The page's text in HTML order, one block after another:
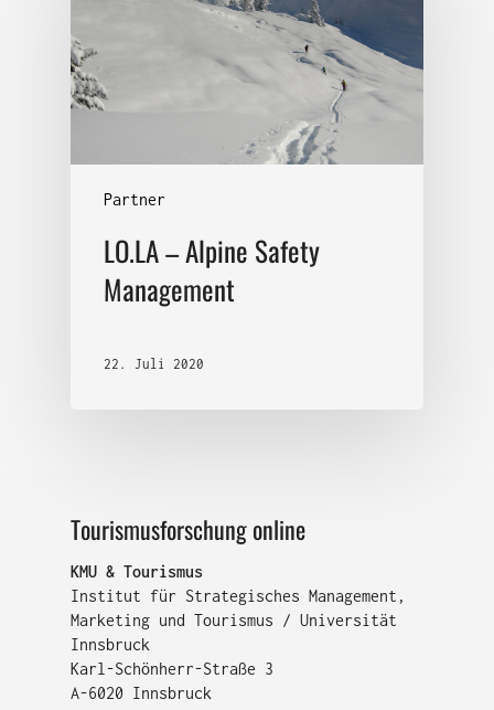
Partner
LO.LA – Alpine Safety
Management
22. Juli 2020
Tourismusforschung online
KMU & Tourismus
Institut für Strategisches Management,
Marketing und Tourismus / Universität
Innsbruck
Karl-Schönherr-Straße 3
A-6020 Innsbruck